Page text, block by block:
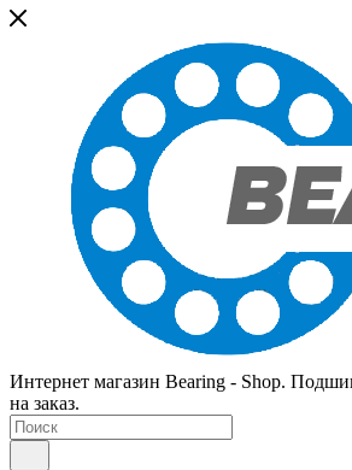
Интернет магазин Bearing - Shop.
на заказ.